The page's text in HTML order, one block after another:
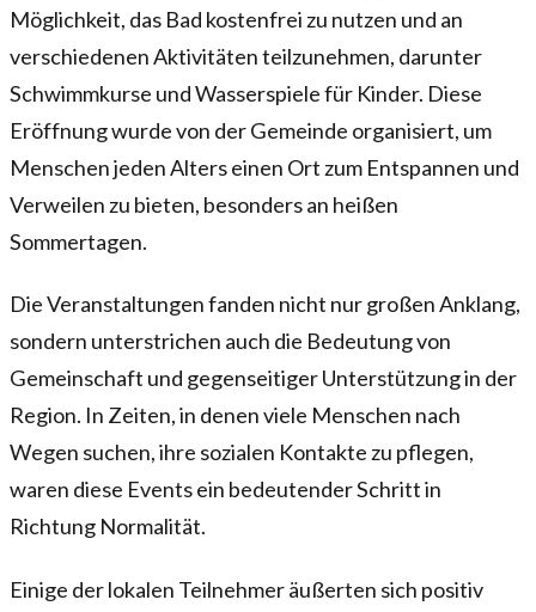
Möglichkeit, das Bad kostenfrei zu nutzen und an
verschiedenen Aktivitäten teilzunehmen, darunter
Schwimmkurse und Wasserspiele für Kinder. Diese
Eröffnung wurde von der Gemeinde organisiert, um
Menschen jeden Alters einen Ort zum Entspannen und
Verweilen zu bieten, besonders an heißen
Sommertagen.
Die Veranstaltungen fanden nicht nur großen Anklang,
sondern unterstrichen auch die Bedeutung von
Gemeinschaft und gegenseitiger Unterstützung in der
Region. In Zeiten, in denen viele Menschen nach
Wegen suchen, ihre sozialen Kontakte zu pflegen,
waren diese Events ein bedeutender Schritt in
Richtung Normalität.
Einige der lokalen Teilnehmer äußerten sich positiv